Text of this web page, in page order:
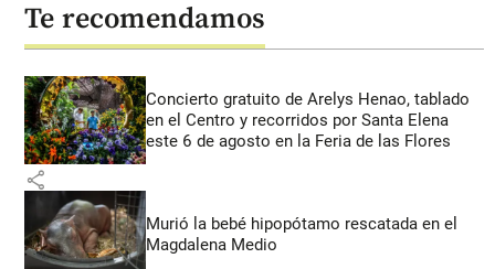
Te recomendamos
Concierto gratuito de Arelys Henao, tablado
en el Centro y recorridos por Santa Elena
este 6 de agosto en la Feria de las Flores
share
Murió la bebé hipopótamo rescatada en el
Magdalena Medio